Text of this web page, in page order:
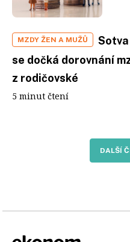
MZDY ŽEN A MUŽŮ
se dočká dorovnání
z rodičovské
5 minut čtení
DALŠÍ